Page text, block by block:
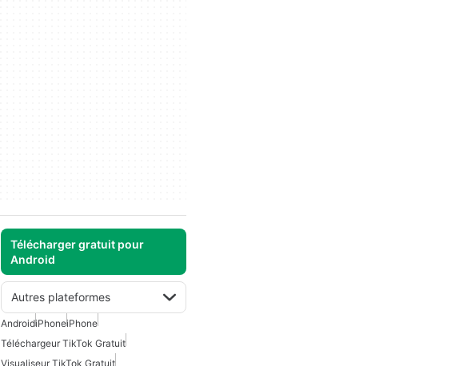
Télécharger gratuit pour
Android
Autres plateformes
AndroidiPhoneiPhone
Téléchargeur TikTok Gratuit
Visualiseur TikTok Gratuit